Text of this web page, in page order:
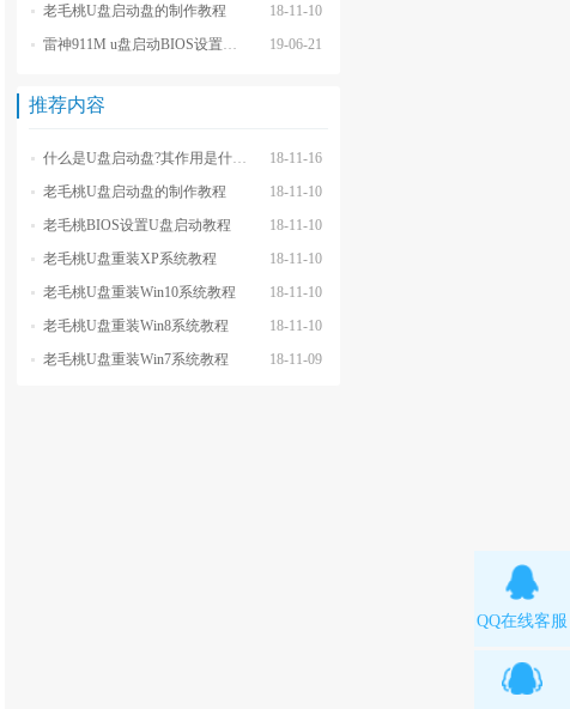
18-11-10
老毛桃U盘启动盘的制作教程
19-06-21
雷神911M u盘启动BIOS设置教程
推荐内容
18-11-16
什么是U盘启动盘?其作用是什么?
18-11-10
老毛桃U盘启动盘的制作教程
18-11-10
老毛桃BIOS设置U盘启动教程
18-11-10
老毛桃U盘重装XP系统教程
18-11-10
老毛桃U盘重装Win10系统教程
18-11-10
老毛桃U盘重装Win8系统教程
18-11-09
老毛桃U盘重装Win7系统教程
QQ在线客服